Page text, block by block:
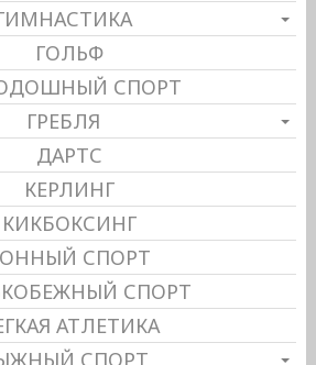
ГОЛЬФ
СПОРТ
ГРЕБЛЯ
ДАРТС
КЕРЛИНГ
КИКБОКСИНГ
СПОРТ
СПОРТ
АТЛЕТИКА
СПОРТ